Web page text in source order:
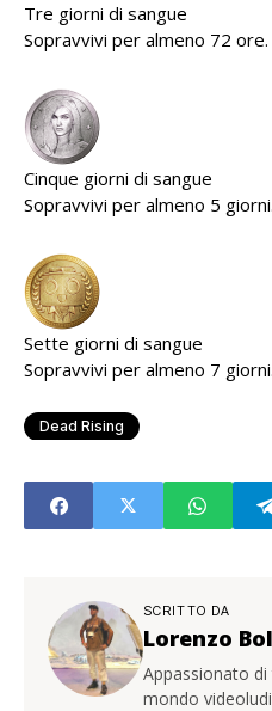
Tre giorni di sangue
Sopravvivi per almeno 72 ore.
Cinque giorni di sangue
Sopravvivi per almeno 5 giorni.
Sette giorni di sangue
Sopravvivi per almeno 7 giorni.
Dead Rising
SCRITTO DA
Lorenzo
Appassionato
mondo